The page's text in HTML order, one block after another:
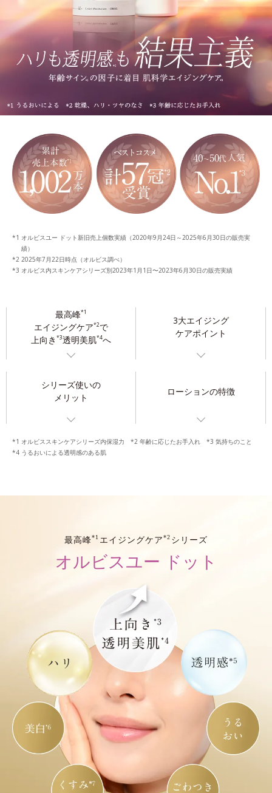
オルビスユー ドット新旧売上個数実績（2020年9月24日～2025年6月30日の販売実
績）
2025年7月22日時点（オルビス調べ）
オルビス内スキンケアシリーズ別2023年1月1日〜2023年6月30日の販売実績
最高峰*1
エイジングケア*2で
上向き *3透明美肌*4へ
3大エイジング
ケアポイント
シリーズ使いの
メリット
ローションの特徴
*1 オルビススキンケアシリーズ内保湿力 *2 年齢に応じたお手入れ *3 気持ちのこと
*4 うるおいによる透明感のある肌
最高峰*1 エイジングケア*2 シリーズ
オルビスユー ドット